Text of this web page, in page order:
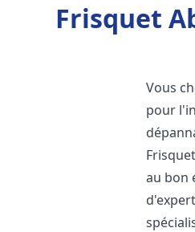
Frisquet
Vous
pour
au bon